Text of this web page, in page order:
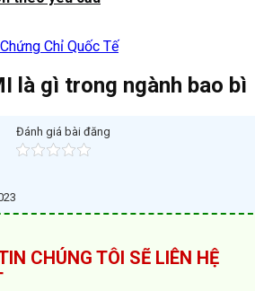
Chỉ Quốc Tế
là gì trong ngành bao bì
Đánh giá bài đăng
CHÚNG TÔI SẼ LIÊN HỆ